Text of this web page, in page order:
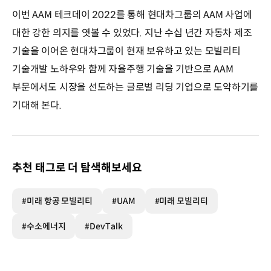
이번 AAM 테크데이 2022를 통해 현대차그룹의 AAM 사업에
대한 강한 의지를 엿볼 수 있었다. 지난 수십 년간 자동차 제조
기술을 이어온 현대차그룹이 현재 보유하고 있는 모빌리티
기술개발 노하우와 함께 자율주행 기술을 기반으로 AAM
부문에서도 시장을 선도하는 글로벌 리딩 기업으로 도약하기를
기대해 본다.
추천 태그로 더 탐색해보세요
#미래 항공 모빌리티 #UAM #미래 모빌리티
#수소에너지 #DevTalk